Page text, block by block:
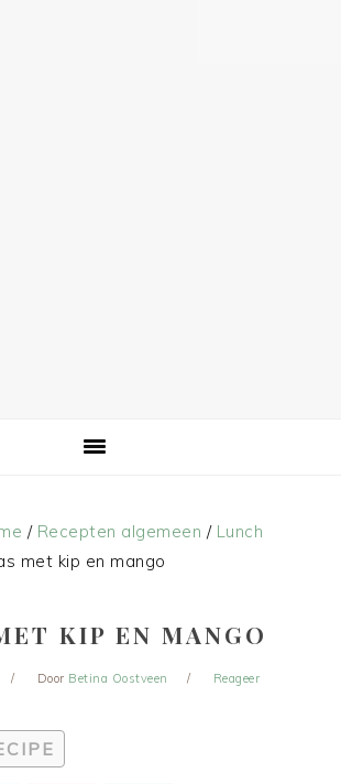
/ Recepten algemeen / Lunch
met kip en mango
KIP EN MANGO
Door Betina Oostveen Reageer